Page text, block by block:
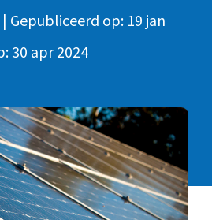
en privacy
| Gepubliceerd op: 19 jan
30 apr 2024